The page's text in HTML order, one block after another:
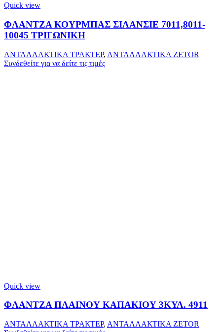
Quick view
ΦΛΑΝΤΖΑ ΚΟΥΡΜΠΑΣ ΣΙΛΑΝΣΙΕ 7011,8011-
10045 ΤΡΙΓΩΝΙΚΗ
ΑΝΤΑΛΛΑΚΤΙΚΑ ΤΡΑΚΤΕΡ, ΑΝΤΑΛΛΑΚΤΙΚΑ ZETOR
Συνδεθείτε για να δείτε τις τιμές
Quick view
ΦΛΑΝΤΖΑ ΠΛΑΙΝΟΥ ΚΑΠΑΚΙΟΥ 3ΚΥΛ. 4911
ΑΝΤΑΛΛΑΚΤΙΚΑ ΤΡΑΚΤΕΡ, ΑΝΤΑΛΛΑΚΤΙΚΑ ZETOR